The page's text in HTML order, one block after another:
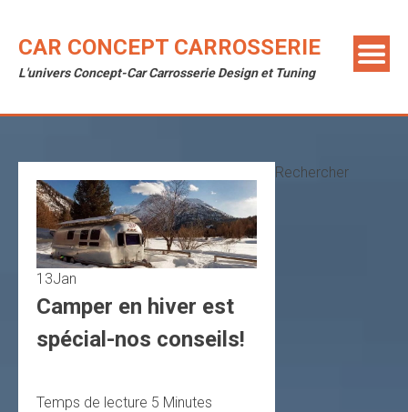
content
CAR CONCEPT CARROSSERIE
L'univers Concept-Car Carrosserie Design et Tuning
13Jan
Camper en hiver est
spécial-nos conseils!
Temps de lecture 5 Minutes
Rechercher